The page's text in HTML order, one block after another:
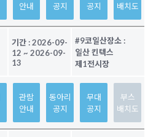
안내
공지
공지
배치도
기간 :2026-09-
12 ~ 2026-09-
13
#9코일산장소 :
일산 킨텍스
제1전시장
관람
안내
동아리
공지
무대
공지
부스
배치도